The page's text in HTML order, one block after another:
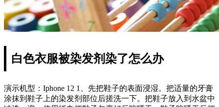
白色衣服被染发剂染了怎么办
演示机型：Iphone 12 1、先把鞋子的表面浸湿。把适量的牙膏
涂抹到鞋子上的染发剂部位后搓洗一下。把鞋子放入到水盆中